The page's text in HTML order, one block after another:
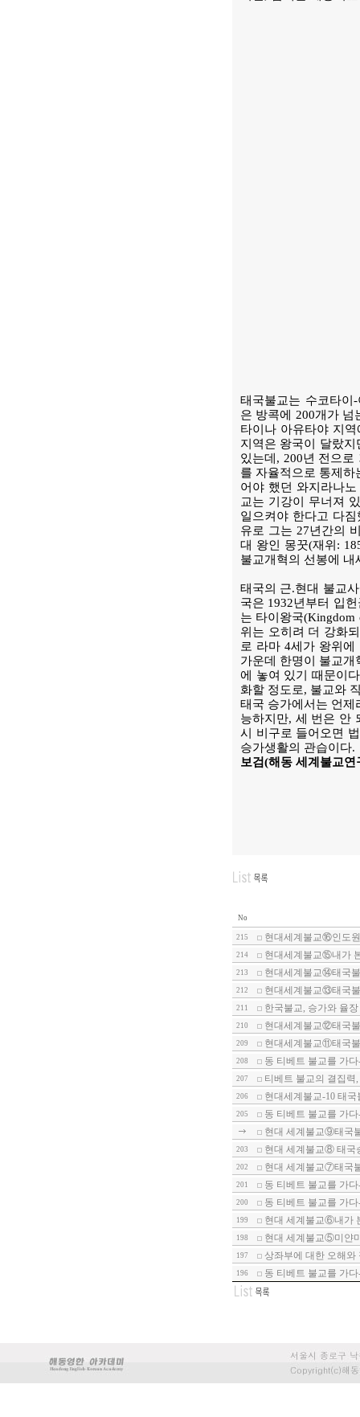
태국불교는 수코타이
은 방콕에 200개가
타이나 아유타야 지
지역은 왕국이 달랐
있는데, 200년 전으
를 자율적으로 통제
어야 했던 와지라나
교는 기강이 무너져
일으켜야 한다고 다
유로 그는 27년간의
대 왕인 몽꿋(재위:
불교개혁의 선봉에
태국의 근.현대 불교
국은 1932년부터 입
는 타이왕국
위는 오히려 더 강화
로 라마 4세가 왕위
가운데 한명이 불교
에 놓여 있기 때문이
화할 정도로, 불교와
태국 승가에서는 언제
능하지만, 세 번은 안
시 비구로 들어오면
승가생활의 관습이다.
보검(해동 세계불교
No
215 현대세계불교⑯인도
214 현대세계불교⑮내가
213 현대세계불교⑭태국
212 현대세계불교⑬태국
211 한국불교, 승가와 율
210 현대세계불교⑫태국
209 현대세계불교⑪태국
208 동 티베트 불교를 가
207 티베트 불교의 결집력
206 현대세계불교-10 태
205
동 티베트 불교를 가
현대 세계불교⑨태국
203 현대 세계불교⑧ 태국
202 현대 세계불교⑦태국
201 동 티베트 불교를 가
200 동 티베트 불교를 가
199 현대 세계불교⑥내가
198 현대 세계불교⑤미얀
197 상좌부에 대한 오해와
196 동 티베트 불교를 가